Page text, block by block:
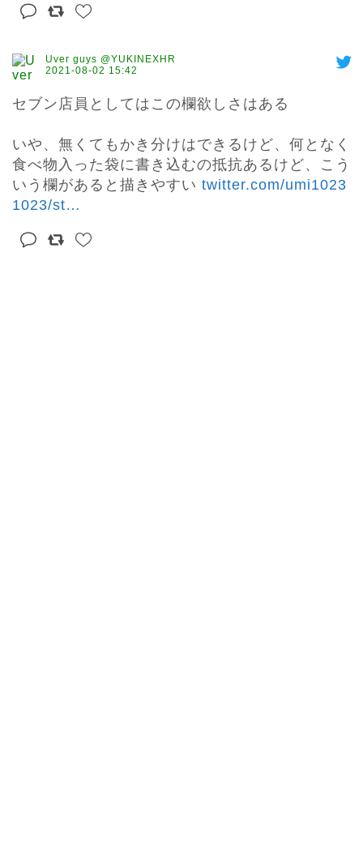
Uver guys @YUKINEXHR
2021-08-02 15:42
セブン店員としてはこの欄欲しさはある
いや、無くてもかき分けはできるけど、何となく
食べ物入った袋に書き込むの抵抗あるけど、こう
いう欄があると描きやすい twitter.com/umi1023
1023/st…